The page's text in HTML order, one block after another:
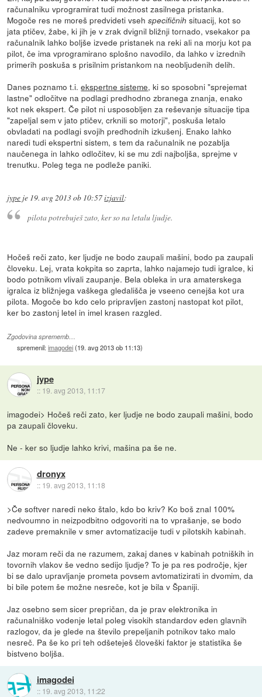
računalniku vprogramirat tudi možnost zasilnega pristanka.
Mogoče res ne moreš predvideti vsehspecifičnih situacij, kot so
jata ptičev, žabe, ki jih je v zrak dvignil bližnji tornado, vsekakor pa
računalnik lahko boljše izvede pristanek na reki ali na morju kot pa
pilot, če ima vprogramirano splošno navodilo, da lahko v izrednih
primerih poskuša s prisilnim pristankom na neobljudenih delih.
Danes poznamo t.i.ekspertne sisteme, ki so sposobni "sprejemat
lastne" odločitve na podlagi predhodno zbranega znanja, enako
kot nek ekspert. Če pilot ni usposobljen za reševanje situacije tipa
"zapeljal sem v jato ptičev, crknili so motorji", poskuša letalo
obvladati na podlagi svojih predhodnih izkušenj. Enako lahko
naredi tudi ekspertni sistem, s tem da računalnik ne pozablja
naučenega in lahko odločitev, ki se mu zdi najboljša, sprejme v
trenutku. Poleg tega ne podleže paniki.
jype je 19. avg 2013 ob 10:57izjavil:
pilota potrebuješ zato, ker so na letalu ljudje.
Hočeš reči zato, ker ljudje ne bodo zaupali mašini, bodo pa zaupali
človeku. Lej, vrata kokpita so zaprta, lahko najamejo tudi igralce, ki
bodo potnikom vlivali zaupanje. Bela obleka in ura amaterskega
igralca iz bližnjega vaškega gledališča je vseeno cenejša kot ura
pilota. Mogoče bo kdo celo pripravljen zastonj nastopat kot pilot,
ker bo zastonj letel in imel krasen razgled.
Zgodovina sprememb…
spremenil:imagodei(19. avg 2013 ob 11:13)
jype
:: 19. avg 2013, 11:17
imagodei> Hočeš reči zato, ker ljudje ne bodo zaupali mašini, bodo
pa zaupali človeku.
Ne - ker so ljudje lahko krivi, mašina pa še ne.
dronyx
:: 19. avg 2013, 11:18
>Če softver naredi neko štalo, kdo bo kriv? Ko boš znal 100%
nedvoumno in neizpodbitno odgovoriti na to vprašanje, se bodo
zadeve premaknile v smer avtomatizacije tudi v pilotskih kabinah.
Jaz moram reči da ne razumem, zakaj danes v kabinah potniških in
tovornih vlakov še vedno sedijo ljudje? To je pa res področje, kjer
bi se dalo upravljanje prometa povsem avtomatizirati in dvomim, da
bi bile potem še možne nesreče, kot je bila v Španiji.
Jaz osebno sem sicer prepričan, da je prav elektronika in
računalniško vodenje letal poleg visokih standardov eden glavnih
razlogov, da je glede na število prepeljanih potnikov tako malo
nesreč. Pa še ko pri teh odšeteješ človeški faktor je statistika še
bistveno boljša.
imagodei
:: 19. avg 2013, 11:22